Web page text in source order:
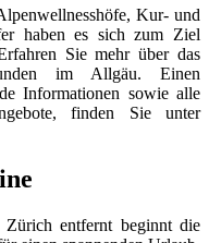
Kur- und
haben es sich zum Ziel
Sie mehr über das
im Allgäu. Einen
Informationen sowie alle
finden Sie unter
entfernt beginnt die